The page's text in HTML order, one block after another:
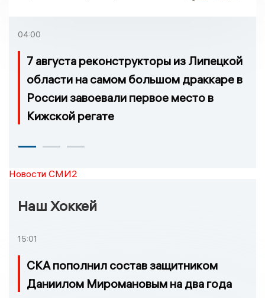
04:00
7 августа реконструкторы из Липецкой
области на самом большом драккаре в
России завоевали первое место в
Кижской регате
Новости СМИ2
Наш Хоккей
15:01
СКА пополнил состав защитником
Даниилом Миромановым на два года